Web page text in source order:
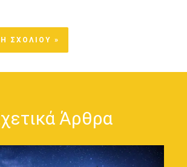
Άρθρα